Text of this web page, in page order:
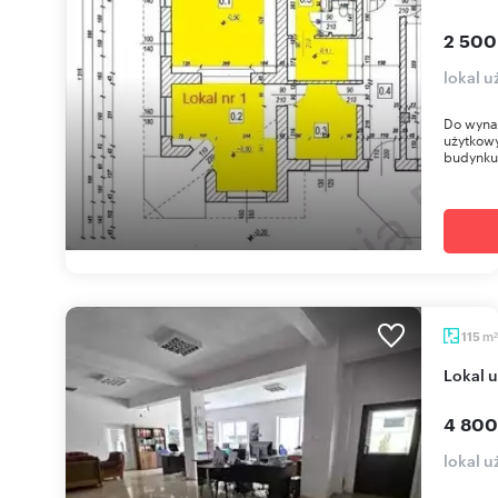
2
lokal
Do
115 m2
Lokal
4
lokal